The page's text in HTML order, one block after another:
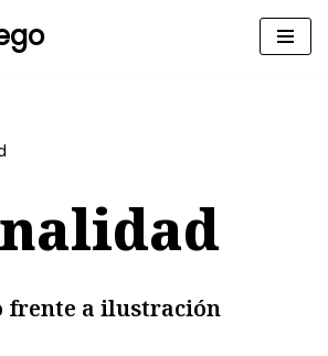
frente a ilustración